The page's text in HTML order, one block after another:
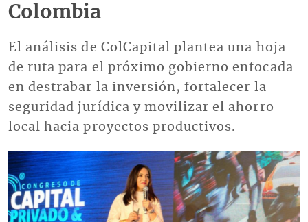
Colombia
El análisis de ColCapital plantea una hoja
de ruta para el próximo gobierno enfocada
en destrabar la inversión, fortalecer la
seguridad jurídica y movilizar el ahorro
local hacia proyectos productivos.
Imagen